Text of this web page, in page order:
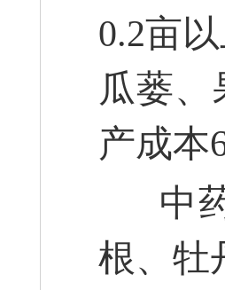
0.2亩
瓜蒌
产成本
中药
根、牡